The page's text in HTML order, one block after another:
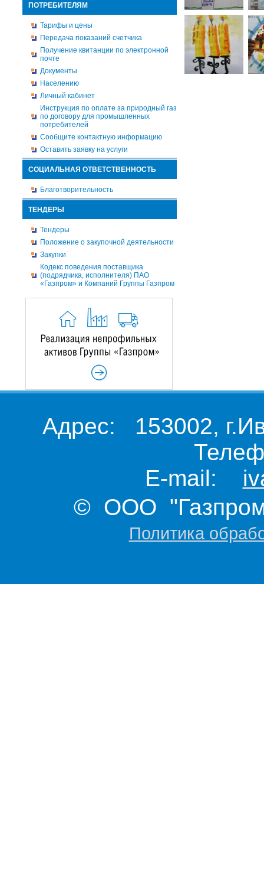
ПОТРЕБИТЕЛЯМ
Тарифы и цены
Передача показаний счетчика
Получение квитанции по электронной
почте
Документы
Населению
Личный кабинет
Инструкция по оплате за природный газ
по договору для промышленных
потребителей
Сообщите контактную информацию
Оставить заявку на услуги
СОЦИАЛЬНАЯ ОТВЕТСТВЕННОСТЬ
Благотворительность
ТЕНДЕРЫ
Тендеры
Положение о закупочной деятельности
Закупки
Кодекс поведения поставщика
(подрядчика, исполнителя) ПАО
«Газпром» и Компаний Группы Газпром
Адрес: 153002,
E-mail:
© ООО "Газпром
Политика